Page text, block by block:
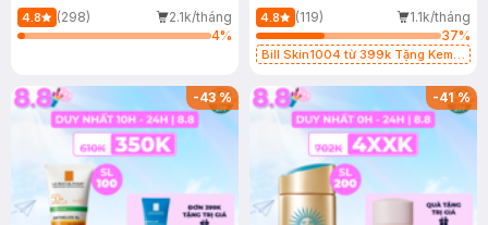
400ml
4.8 (298)
2.1k/tháng
4%
50ml
4.8 (119)
1.1k/tháng
37%
Bill Skin1004 từ 399k Tặng Kem
SPF 50+ 20ml (SL Có Hạn)
-43% -41%